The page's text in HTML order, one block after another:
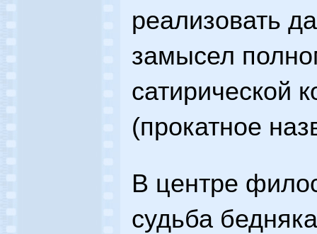
реализовать
замысел
сатирической
(прокатное
В центре
судьба